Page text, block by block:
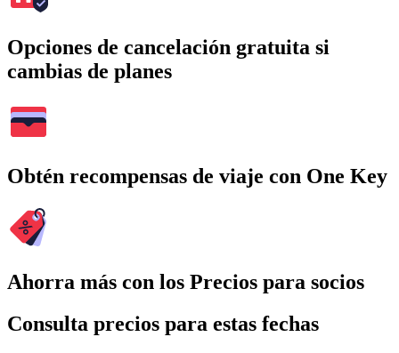
Opciones de cancelación gratuita si
cambias de planes
Obtén recompensas de viaje con One Key
Ahorra más con los Precios para socios
Consulta precios para estas fechas